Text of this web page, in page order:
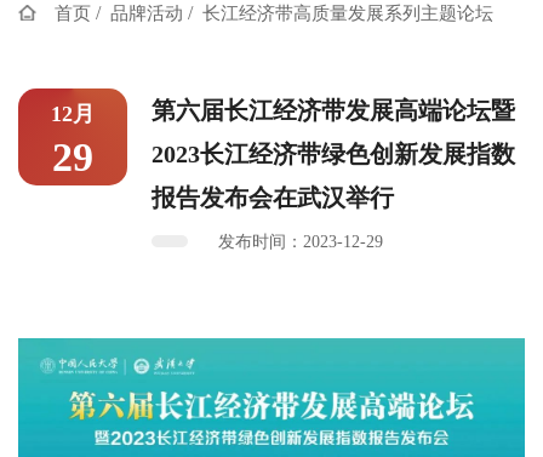
首页 / 品牌活动 / 长江经济带高质量发展系列主题论坛
12月
29
第六届长江经济带发展高端论坛暨
2023长江经济带绿色创新发展指数
报告发布会在武汉举行
发布时间：2023-12-29